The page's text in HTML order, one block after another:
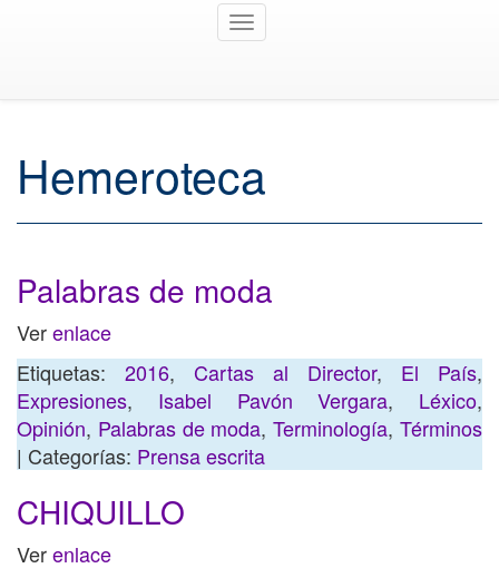
Toggle
Hemeroteca
Palabras de moda
Verenlace
Etiquetas: 2016, Cartas al Director, El País,
Expresiones, Isabel Pavón Vergara, Léxico,
Opinión, Palabras de moda,Terminología,Términos
| Categorías: Prensa escrita
CHIQUILLO
Verenlace